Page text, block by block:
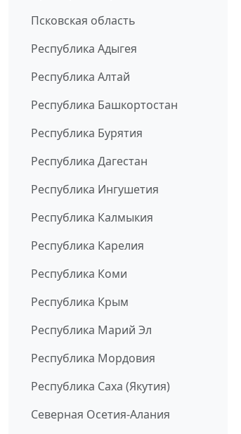
Псковская область
Республика Адыгея
Республика Алтай
Республика Башкортостан
Республика Бурятия
Республика Дагестан
Республика Ингушетия
Республика Калмыкия
Республика Карелия
Республика Коми
Республика Крым
Республика Марий Эл
Республика Мордовия
Республика Саха (Якутия)
Северная Осетия-Алания